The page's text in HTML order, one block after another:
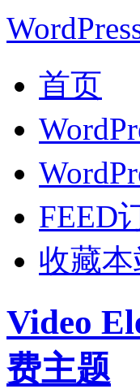
首页
FEED
收藏
Video
费主题